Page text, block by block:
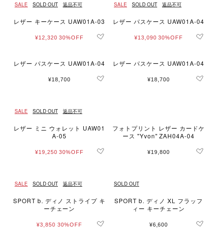
SALE SOLD OUT 返品不可
レザー キーケース UAW01A-03
¥12,320 30%OFF
SALE SOLD OUT 返品不可
レザー パスケース UAW01A-04
¥13,090 30%OFF
レザー パスケース UAW01A-04
¥18,700
レザー パスケース UAW01A-04
¥18,700
SALE SOLD OUT 返品不可
レザー ミニ ウォレット UAW01
A-05
¥19,250 30%OFF
フォトプリント レザー カードケ
ース "Yvon" ZAH04A-04
¥19,800
SALE SOLD OUT 返品不可
SPORT b. ディノ ストライプ キ
ーチェーン
¥3,850 30%OFF
SOLD OUT
SPORT b. ディノ XL フラッフ
ィー キーチェーン
¥6,600